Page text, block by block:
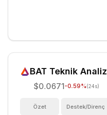
BAT Teknik Analiz
$0.0671-0.59%(24s)
Özet Destek/Direnç